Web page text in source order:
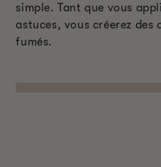
simple. Tant que vous
astuces, vous créerez
fumés.